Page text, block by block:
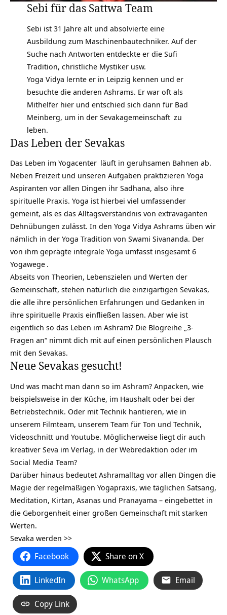
Sebi für das Sattwa Team
Sebi ist 31 Jahre alt und absolvierte eine
Ausbildung zum Maschinenbautechniker. Auf der
Suche nach Antworten entdeckte er die Sufi
Tradition, christliche Mystiker usw.
Yoga Vidya lernte er in Leipzig kennen und er
besuchte die anderen Ashrams. Er war oft als
Mithelfer hier und entschied sich dann für Bad
Meinberg, um in der Sevakagemeinschaft zu
leben.
Das Leben der Sevakas
Das Leben im Yogacenter läuft in geruhsamen Bahnen ab.
Neben Freizeit und unseren Aufgaben praktizieren Yoga
Aspiranten vor allen Dingen ihr Sadhana, also ihre
spirituelle Praxis. Yoga ist hierbei viel umfassender
gemeint, als es das Alltagsverständnis von extravaganten
Dehnübungen zulässt. In den Yoga Vidya Ashrams üben wir
nämlich in der Yoga Tradition von Swami Sivananda. Der
von ihm geprägte integrale Yoga umfasst insgesamt 6
Yogawege .
Abseits von Theorien, Lebenszielen und Werten der
Gemeinschaft, stehen natürlich die einzigartigen Sevakas,
die alle ihre persönlichen Erfahrungen und Gedanken in
ihre spirituelle Praxis einfließen lassen. Aber wie ist
eigentlich so das Leben im Ashram? Die Blogreihe „3-
Fragen an“ nimmt dich mit auf einen persönlichen Plausch
mit den Sevakas.
Neue Sevakas gesucht!
Und was macht man dann so im Ashram? Anpacken, wie
beispielsweise in der Küche, im Haushalt oder bei der
Betriebstechnik. Oder mit Technik hantieren, wie in
unserem Filmteam, unserem Team für Ton und Technik,
Videoschnitt und Youtube. Möglicherweise liegt dir auch
kreativer Seva im Verlag, in der Webredaktion oder im
Social Media Team?
Darüber hinaus bedeutet Ashramalltag vor allen Dingen die
Magie der regelmäßigen Yogapraxis, wie täglichen Satsang,
Meditation, Kirtan, Asanas und Pranayama – eingebettet in
die Geborgenheit einer großen Gemeinschaft mit starken
Werten.
Sevaka werden >>
Facebook Share on X
LinkedIn WhatsApp Email
Copy Link